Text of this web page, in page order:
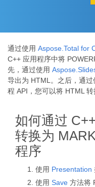
通过使用 Aspose.Total for
C++ 应用程序中将
先，通过使用
导出为 HTML。之后，通过
程 API，您可以将 HTML 转
如何通过
转换为
程序
使用 Presentation
使用 Save 方法将